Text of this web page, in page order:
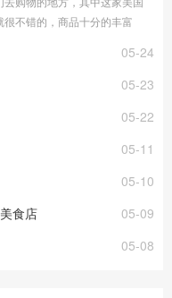
很不错的，商品十分的丰富
食，我们今天就来了解一05-24
05-23
05-22
05-11
05-10
05-09
食店
05-08